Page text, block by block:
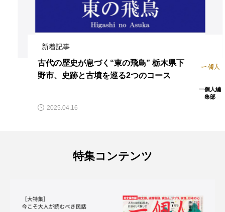
新着記事
古代の歴史が息づく“東の飛鳥” 栃木県下
野市、史跡と古墳を巡る2つのコース
一個人編
集部
2025.04.16
特集コンテンツ